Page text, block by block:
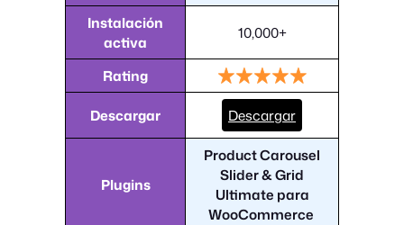
Instalación
activa
10,000+
Rating
Descargar
Descargar
Plugins
Product Carousel
Slider & Grid
Ultimate para
WooCommerce